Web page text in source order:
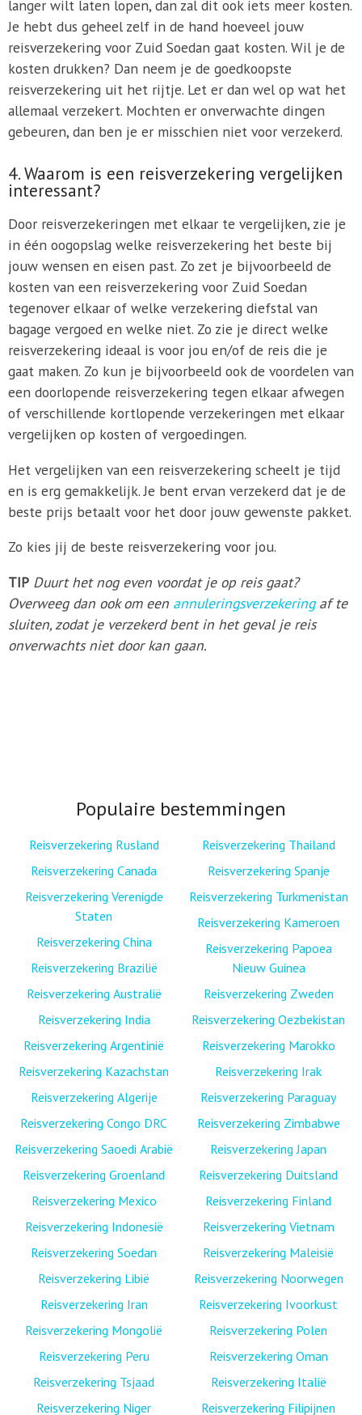
langer wilt laten lopen, dan zal dit ook iets meer kosten.
Je hebt dus geheel zelf in de hand hoeveel jouw
reisverzekering voor Zuid Soedan gaat kosten. Wil je de
kosten drukken? Dan neem je de goedkoopste
reisverzekering uit het rijtje. Let er dan wel op wat het
allemaal verzekert. Mochten er onverwachte dingen
gebeuren, dan ben je er misschien niet voor verzekerd.
4. Waarom is een reisverzekering vergelijken
interessant?
Door reisverzekeringen met elkaar te vergelijken, zie je
in één oogopslag welke reisverzekering het beste bij
jouw wensen en eisen past. Zo zet je bijvoorbeeld de
kosten van een reisverzekering voor Zuid Soedan
tegenover elkaar of welke verzekering diefstal van
bagage vergoed en welke niet. Zo zie je direct welke
reisverzekering ideaal is voor jou en/of de reis die je
gaat maken. Zo kun je bijvoorbeeld ook de voordelen van
een doorlopende reisverzekering tegen elkaar afwegen
of verschillende kortlopende verzekeringen met elkaar
vergelijken op kosten of vergoedingen.
Het vergelijken van een reisverzekering scheelt je tijd
en is erg gemakkelijk. Je bent ervan verzekerd dat je de
beste prijs betaalt voor het door jouw gewenste pakket.
Zo kies jij de beste reisverzekering voor jou.
TIP Duurt het nog even voordat je op reis gaat?
Overweeg dan ook om een annuleringsverzekeringaf te
sluiten, zodat je verzekerd bent in het geval je reis
onverwachts niet door kan gaan.
Populaire bestemmingen
Reisverzekering Rusland
Reisverzekering Canada
Reisverzekering Verenigde
Staten
Reisverzekering China
Reisverzekering Brazilië
Reisverzekering Australië
Reisverzekering India
Reisverzekering Argentinië
Reisverzekering Kazachstan
Reisverzekering Algerije
Reisverzekering Congo DRC
Reisverzekering Saoedi Arabië
Reisverzekering Groenland
Reisverzekering Mexico
Reisverzekering Indonesië
Reisverzekering Soedan
Reisverzekering Libië
Reisverzekering Iran
Reisverzekering Mongolië
Reisverzekering Peru
Reisverzekering Tsjaad
Reisverzekering Niger
Reisverzekering Thailand
Reisverzekering Spanje
Reisverzekering Turkmenistan
Reisverzekering Kameroen
Reisverzekering Papoea
Nieuw Guinea
Reisverzekering Zweden
Reisverzekering Oezbekistan
Reisverzekering Marokko
Reisverzekering Irak
Reisverzekering Paraguay
Reisverzekering Zimbabwe
Reisverzekering Japan
Reisverzekering Duitsland
Reisverzekering Finland
Reisverzekering Vietnam
Reisverzekering Maleisië
Reisverzekering Noorwegen
Reisverzekering Ivoorkust
Reisverzekering Polen
Reisverzekering Oman
Reisverzekering Italië
Reisverzekering Filipijnen